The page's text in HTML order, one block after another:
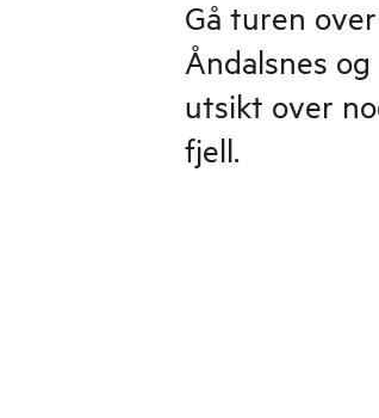
Gå turen
Åndalsnes
utsikt over
fjell.